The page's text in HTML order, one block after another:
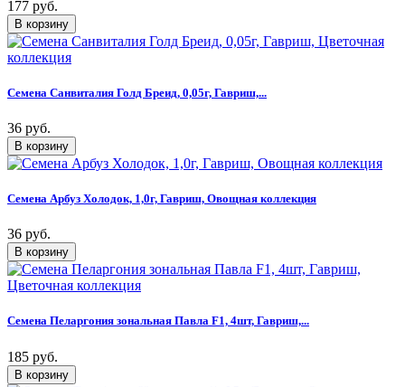
177 руб.
Семена Санвиталия Голд Бреид, 0,05г, Гавриш,...
36 руб.
Семена Арбуз Холодок, 1,0г, Гавриш, Овощная коллекция
36 руб.
Семена Пеларгония зональная Павла F1, 4шт, Гавриш,...
185 руб.